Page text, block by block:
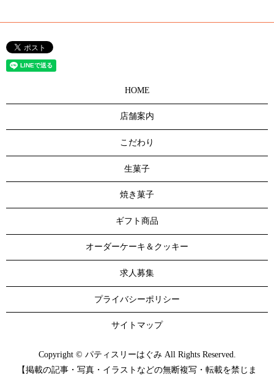
HOME
店舗案内
こだわり
生菓子
焼き菓子
ギフト商品
オーダーケーキ＆クッキー
求人募集
プライバシーポリシー
サイトマップ
Copyright © パティスリーはぐみ All Rights Reserved.
【掲載の記事・写真・イラストなどの無断複写・転載を禁じま